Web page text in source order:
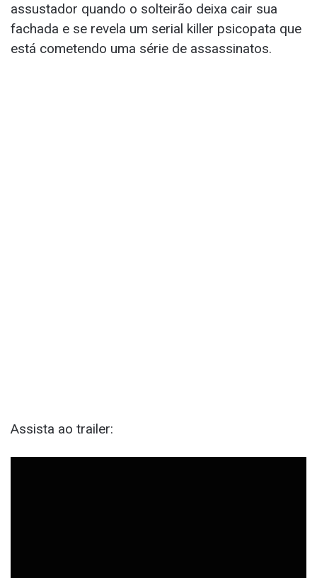
assustador quando o solteirão deixa cair sua
fachada e se revela um serial killer psicopata que
está cometendo uma série de assassinatos.
Assista ao trailer: